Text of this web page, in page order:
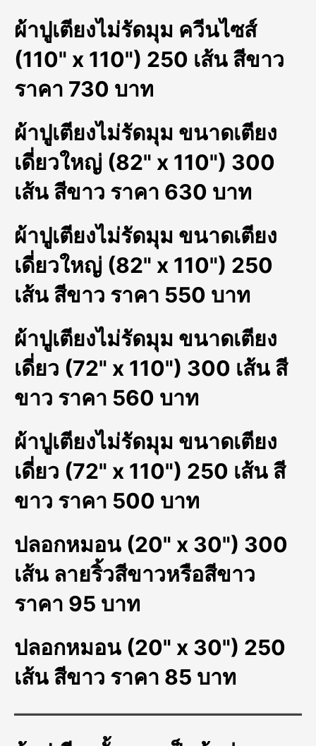
ผ้าปูเตียงไม่รัดมุม ควีนไซส์
(110" x 110") 250 เส้น สีขาว
ราคา 730 บาท
ผ้าปูเตียงไม่รัดมุม ขนาดเตียง
เดี่ยวใหญ่ (82" x 110") 300
เส้น สีขาว ราคา 630 บาท
ผ้าปูเตียงไม่รัดมุม ขนาดเตียง
เดี่ยวใหญ่ (82" x 110") 250
เส้น สีขาว ราคา 550 บาท
ผ้าปูเตียงไม่รัดมุม ขนาดเตียง
เดี่ยว (72" x 110") 300 เส้น สี
ขาว ราคา 560 บาท
ผ้าปูเตียงไม่รัดมุม ขนาดเตียง
เดี่ยว (72" x 110") 250 เส้น สี
ขาว ราคา 500 บาท
ปลอกหมอน (20" x 30") 300
เส้น ลายริ้วสีขาวหรือสีขาว
ราคา 95 บาท
ปลอกหมอน (20" x 30") 250
เส้น สีขาว ราคา 85 บาท